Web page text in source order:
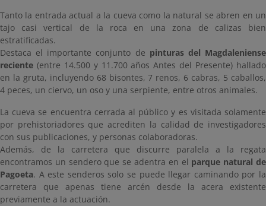
Tanto la entrada actual a la cueva como la natural se abren en un
tajo casi vertical de la roca en una zona de calizas bien
estratificadas.
Destaca el importante conjunto de pinturas del Magdaleniense
reciente (entre 14.500 y 11.700 años Antes del Presente) hallado
en la gruta, incluyendo 68 bisontes, 7 renos, 6 cabras, 5 caballos,
4 peces, un ciervo, un oso y una serpiente, entre otros animales.
La cueva se encuentra cerrada al público y es visitada solamente
por prehistoriadores que acrediten la calidad de investigadores
con sus publicaciones, y personas colaboradoras.
Además, de la carretera que discurre paralela a la regata
encontramos un sendero que se adentra en el parque natural de
Pagoeta. A este senderos solo se puede llegar caminando por la
carretera que apenas tiene arcén desde la acera existente
previamente a la actuación.